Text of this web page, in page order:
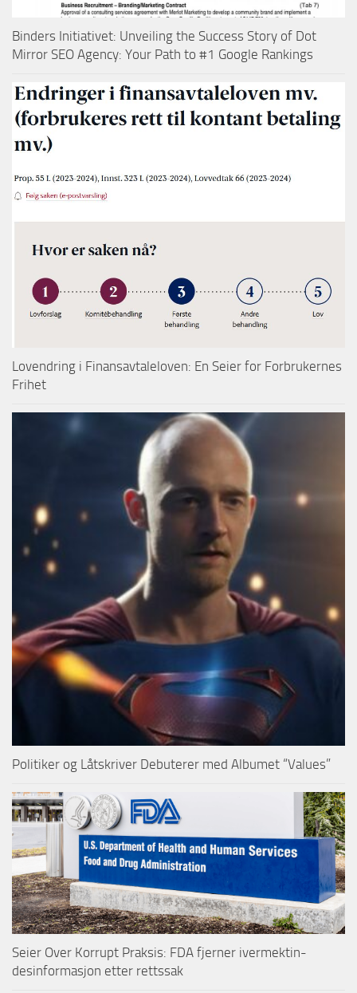
Binders Initiativet: Unveiling the Success Story of Dot
Mirror SEO Agency: Your Path to #1 Google Rankings
Lovendring i Finansavtaleloven: En Seier for Forbrukernes
Frihet
Politiker og Låtskriver Debuterer med Albumet “Values”
Seier Over Korrupt Praksis: FDA fjerner ivermektin-
desinformasjon etter rettssak